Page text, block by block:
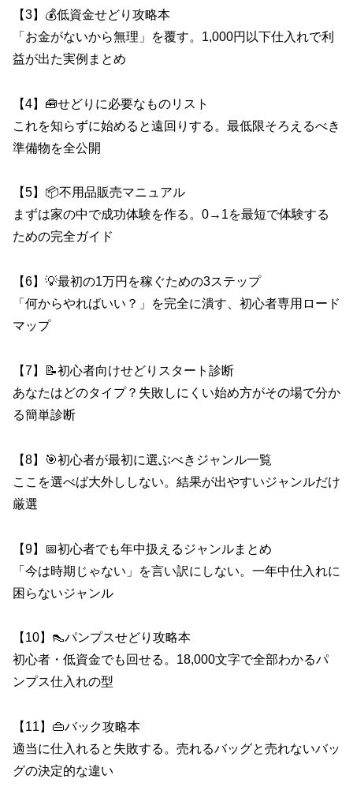
【3】💰低資金せどり攻略本
「お金がないから無理」を覆す。1,000円以下仕入れで利
益が出た実例まとめ
【4】🧰せどりに必要なものリスト
これを知らずに始めると遠回りする。最低限そろえるべき
準備物を全公開
【5】📦不用品販売マニュアル
まずは家の中で成功体験を作る。0→1を最短で体験する
ための完全ガイド
【6】💡最初の1万円を稼ぐための3ステップ
「何からやればいい？」を完全に潰す、初心者専用ロード
マップ
【7】📝初心者向けせどりスタート診断
あなたはどのタイプ？失敗しにくい始め方がその場で分か
る簡単診断
【8】🎯初心者が最初に選ぶべきジャンル一覧
ここを選べば大外ししない。結果が出やすいジャンルだけ
厳選
【9】📅初心者でも年中扱えるジャンルまとめ
「今は時期じゃない」を言い訳にしない。一年中仕入れに
困らないジャンル
【10】👠パンプスせどり攻略本
初心者・低資金でも回せる。18,000文字で全部わかるパ
ンプス仕入れの型
【11】👜バック攻略本
適当に仕入れると失敗する。売れるバッグと売れないバッ
グの決定的な違い